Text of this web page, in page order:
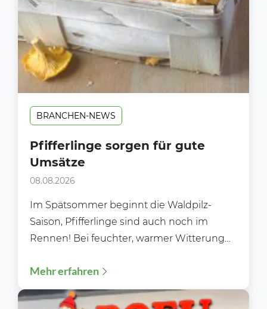
BRANCHEN-NEWS
Pfifferlinge sorgen für gute
Umsätze
08.08.2026
Im Spätsommer beginnt die Waldpilz-
Saison, Pfifferlinge sind auch noch im
Rennen! Bei feuchter, warmer Witterung
Mehr erfahren